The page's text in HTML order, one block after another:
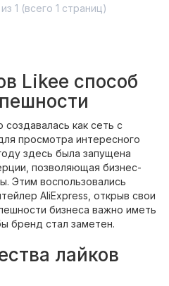
1 (всего 1 страниц)
Likee способ
создавалась как сеть с
просмотра интересного
здесь была запущена
позволяющая бизнес-
Этим воспользовались
AliExpress, открыв свои
бизнеса важно иметь
бренд стал заметен.
лайков